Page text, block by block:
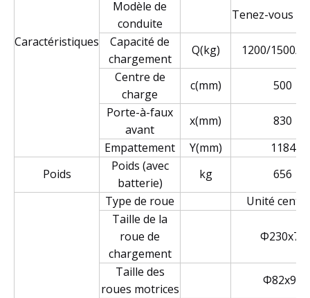
Caractéristiques
Modèle de
conduite
Tenez-vous
Capacité de
chargement
Q(kg)
1200/1500/
Centre de
charge
c(mm)
500
Porte-à-faux
avant
x(mm)
830
Empattement
Y(mm)
1184
Poids
Poids (avec
batterie)
kg 656
Type de roue
Unité
Taille de la
roue de
chargement
Φ230x75
Taille des
roues motrices
Φ82x96